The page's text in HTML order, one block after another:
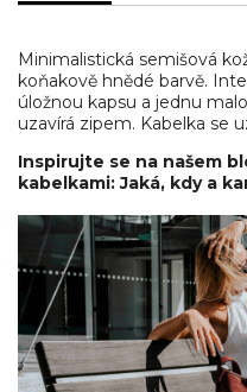
Minimalistická semišová
koňakově hnědé barvě.
úložnou kapsu a jednu
uzavírá zipem. Kabelka se
Inspirujte se na našem
kabelkami: Jaká, kdy a